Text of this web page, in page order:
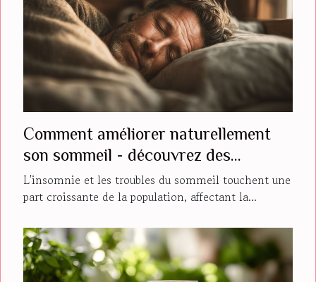
Comment améliorer naturellement
son sommeil - découvrez des
méthodes éprouvées et récentes
L'insomnie et les troubles du sommeil touchent une
part croissante de la population, affectant la...